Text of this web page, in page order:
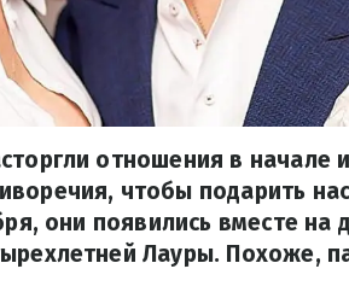
отношения в начале
чтобы подарить
они появились вместе на
Лауры. Похоже,